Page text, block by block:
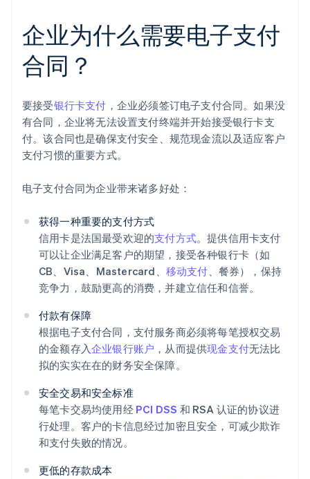
企业为什么需要电子支付
合同？
要接受银行卡支付 ，企业必须签订电子支付合同。如果没
有合同，企业将无法设置支付终端并开始接受银行卡支
付。该合同也是确保支付安全、规范现金流以及适应客户
支付习惯的重要方式。
电子支付合同为企业带来诸多好处：
获得一种重要的支付方式
信用卡是法国最受欢迎的支付方式。提供信用卡支付
可以让企业满足客户的期望，接受各种银行卡（如
CB、Visa、Mastercard、 移动支付、餐券），保持
竞争力，鼓励更高的消费，并建立信任和信誉。
付款有保障
根据电子支付合同，支付服务商必须将每笔授权交易
的金额存入企业银行账户 ，从而提供现金支付无法比
拟的实实在在的财务安全保障。
安全交易和安全标准
每笔卡交易均使用经 PCI DSS 和 RSA 认证的协议进
行处理。客户的卡信息经过加密且安全，可减少欺诈
和支付失败的情况。
更低的存款成本